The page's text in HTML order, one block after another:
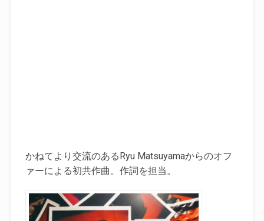
かねてより交流のあるRyu Matsuyamaからのオフ
ァーによる初共作曲。作詞を担当。